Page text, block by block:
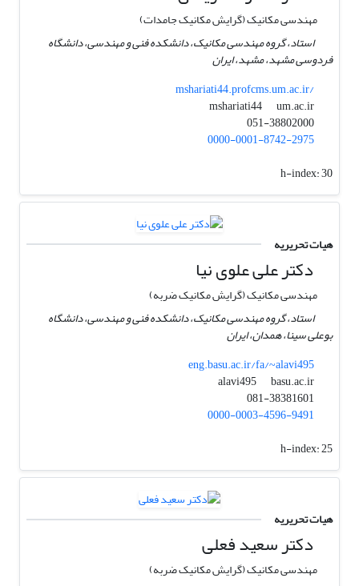
مهندسی مکانیک (گرایش مکانیک جامدات)
استاد، گروه مهندسی مکانیک، دانشکده فنی و مهندسی، دانشگاه
فردوسی مشهد، مشهد، ایران
mshariati44.profcms.um.ac.ir/
mshariati44
um.ac.ir
051-38802000
0000-0001-8742-2975
h-index:30
هیات تحریریه
دکتر علی علوی نیا
مهندسی مکانیک (گرایش مکانیک ضربه)
استاد، گروه مهندسی مکانیک، دانشکده فنی و مهندسی، دانشگاه
بوعلی سینا، همدان، ایران
eng.basu.ac.ir/fa/~alavi495
alavi495
basu.ac.ir
0000-0003-4596-9491
h-index:25
هیات تحریریه
دکتر سعید فعلی
مهندسی مکانیک (گرایش مکانیک ضربه)